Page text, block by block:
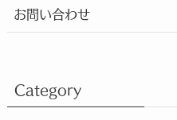
お問い合わせ
Category